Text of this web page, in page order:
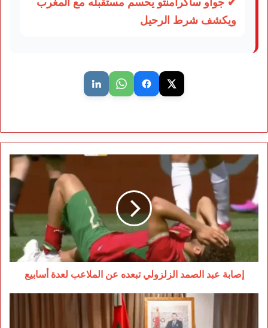
✔ جواو ساكرامنتو يحسم مستقبله مع المغرب
ويكشف شرط الرحيل
إصابة
عبد
الصمد
الزلزولي
تبعده
عن
الملاعب
لعدة
أسابيع
إصابة عبد الصمد الزلزولي تبعده عن الملاعب لعدة أسابيع